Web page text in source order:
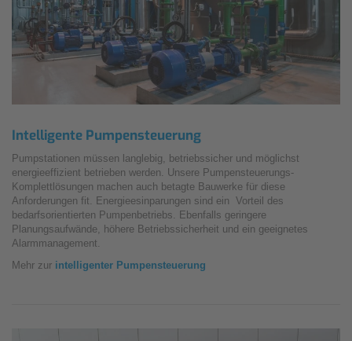
Intelligente Pumpensteuerung
Pumpstationen müssen langlebig, betriebssicher und möglichst
energieeffizient betrieben werden. Unsere Pumpensteuerungs-
Komplettlösungen machen auch betagte Bauwerke für diese
Anforderungen fit. Energieesinparungen sind ein Vorteil des
bedarfsorientierten Pumpenbetriebs. Ebenfalls geringere
Planungsaufwände, höhere Betriebssicherheit und ein geeignetes
Alarmmanagement.
Mehr zur intelligenter Pumpensteuerung